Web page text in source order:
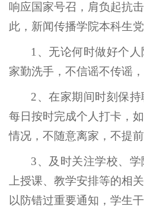
响应国家号召，肩负起抗
此，新闻传播学院本科生
1、无论何时做好个
家勤洗手，不信谣不传谣
2、在家期间时刻保持
每日按时完成个人打卡，
情况，不随意离家，不提前
3、及时关注学校、
上授课、教学安排等的相
以防错过重要通知，学生